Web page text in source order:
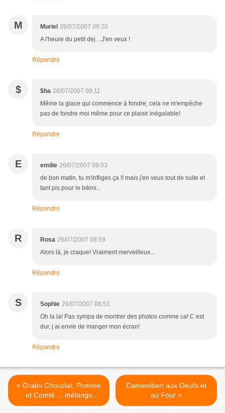
M Muriel 26/07/2007 09:20
A l'heure du petit dej ...J'en veux !
Répondre
$ $ha 26/07/2007 09:11
Même la glace qui commence à fondre, cela ne m'empêche
pas de fondre moi même pour ce plaisir inégalable!
Répondre
E emilie 26/07/2007 09:03
de bon matin, tu m'infliges ça !! mais j'en veux tout de suite et
tant pis pour le bikini...
Répondre
R Rosa 26/07/2007 08:59
Alors là, je craque! Vraiment merveilleux...
Répondre
S Sophie 26/07/2007 08:51
Oh la la! Pas sympa de montrer des photos comme ca! C est
dur, j ai envie de manger mon écran!
Répondre
< Gratin Chocolat, Pomme
et Comté ... mélange
surprenant ...
Camembert aux Oeufs et
au Four >